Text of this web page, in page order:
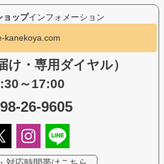
ョップインフォメーション
kanekoya.com
け・専用ダイヤル）
～17:00
26-9605